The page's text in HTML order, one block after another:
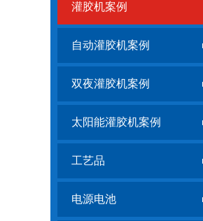
灌胶机案例
自动灌胶机案例
双夜灌胶机案例
太阳能灌胶机案例
工艺品
电源电池